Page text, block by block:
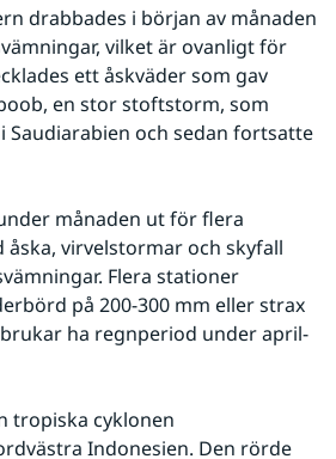
vilket är ovanligt för
ett åskväder som gav
en stor stoftstorm, som
Saudiarabien och sedan fortsatte
virvelstormar och skyfall
Flera stationer
på 200-300 mm eller strax
ha regnperiod under april-
Indonesien. Den rörde